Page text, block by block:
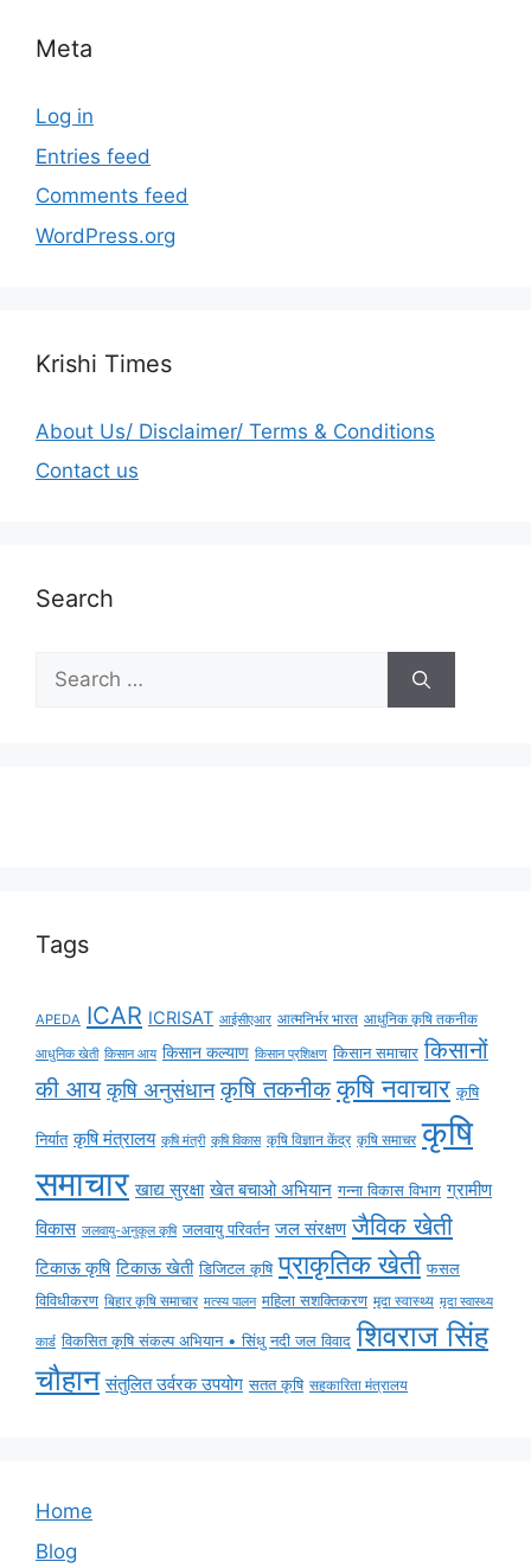
Meta
Log in
Entries feed
Comments feed
WordPress.org
Krishi Times
About Us/ Disclaimer/ Terms & Conditions
Contact us
Search
Tags
APEDA ICAR ICRISAT आईसीएआर आत्मनिर्भर भारत आधुनिक कृषि तकनीक
आधुनिक खेती किसान आय किसान कल्याण किसान प्रशिक्षण किसान समाचार किसानों
की आय कृषि अनुसंधान कृषि तकनीक कृषि नवाचार कृषि
निर्यात कृषि मंत्रालय कृषि मंत्री कृषि विकास कृषि विज्ञान केंद्र कृषि समाचर कृषि
समाचार खाद्य सुरक्षा खेत बचाओ अभियान गन्ना विकास विभाग ग्रामीण
विकास जलवायु-अनुकूल कृषि जलवायु परिवर्तन जल संरक्षण जैविक खेती
टिकाऊ कृषि टिकाऊ खेती डिजिटल कृषि प्राकृतिक खेती फसल
विविधीकरण बिहार कृषि समाचार मत्स्य पालन महिला सशक्तिकरण मृदा स्वास्थ्य मृदा स्वास्थ्य
कार्ड विकसित कृषि संकल्प अभियान • सिंधु नदी जल विवाद शिवराज सिंह
चौहान संतुलित उर्वरक उपयोग सतत कृषि सहकारिता मंत्रालय
Home
Blog